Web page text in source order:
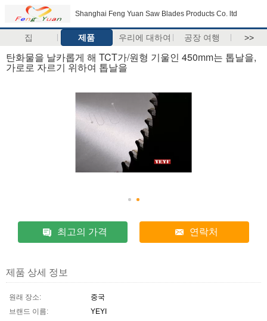
Shanghai Feng Yuan Saw Blades Products Co. ltd
집 제품 우리에 대하여 공장 여행 >>
탄화물을 날카롭게 해 TCT가/원형 기울인 450mm는 톱날을,
가로로 자르기 위하여 톱날을
최고의 가격 연락처
제품 상세 정보
원래 장소:
중국
브랜드 이름:
YEYI